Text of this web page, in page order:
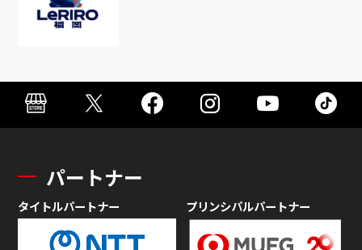
パートナー
タイトルパートナー プリンシパルパートナー